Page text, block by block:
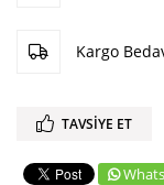
Kargo
TAVSIYE ET